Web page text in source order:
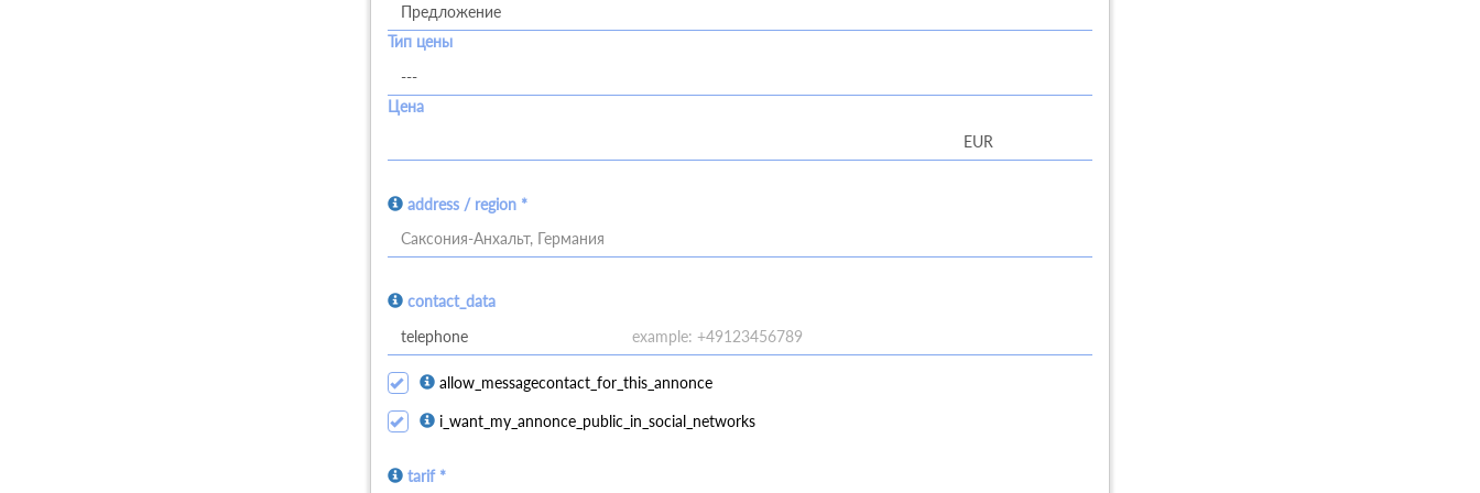
Тип цены
Цена
address / region *
Саксония-Анхальт, Германия
contact_data
allow_messagecontact_for_this_annonce
i_want_my_annonce_public_in_social_networks
tarif *